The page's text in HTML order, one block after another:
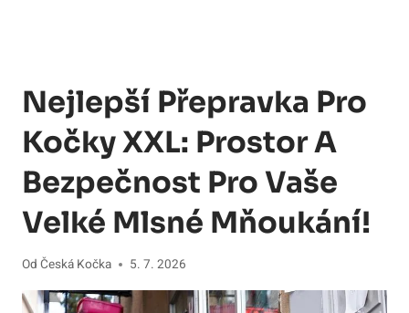
Nejlepší Přepravka Pro
Kočky XXL: Prostor A
Bezpečnost Pro Vaše
Velké Mlsné Mňoukání!
Od Česká Kočka 5. 7. 2026